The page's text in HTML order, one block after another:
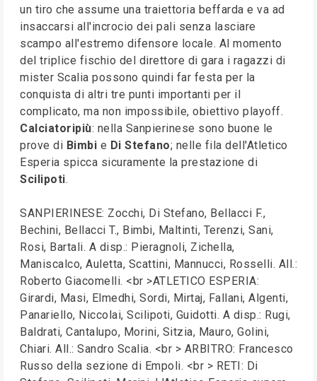
un tiro che assume una traiettoria beffarda e va ad
insaccarsi all'incrocio dei pali senza lasciare
scampo all'estremo difensore locale. Al momento
del triplice fischio del direttore di gara i ragazzi di
mister Scalia possono quindi far festa per la
conquista di altri tre punti importanti per il
complicato, ma non impossibile, obiettivo playoff.
Calciatoripiù: nella Sanpierinese sono buone le
prove di Bimbi e Di Stefano; nelle fila dell'Atletico
Esperia spicca sicuramente la prestazione di
Scilipoti.
SANPIERINESE: Zocchi, Di Stefano, Bellacci F.,
Bechini, Bellacci T., Bimbi, Maltinti, Terenzi, Sani,
Rosi, Bartali. A disp.: Pieragnoli, Zichella,
Maniscalco, Auletta, Scattini, Mannucci, Rosselli. All.:
Roberto Giacomelli. <br >ATLETICO ESPERIA:
Girardi, Masi, Elmedhi, Sordi, Mirtaj, Fallani, Algenti,
Panariello, Niccolai, Scilipoti, Guidotti. A disp.: Rugi,
Baldrati, Cantalupo, Morini, Sitzia, Mauro, Golini,
Chiari. All.: Sandro Scalia. <br > ARBITRO: Francesco
Russo della sezione di Empoli. <br > RETI: Di